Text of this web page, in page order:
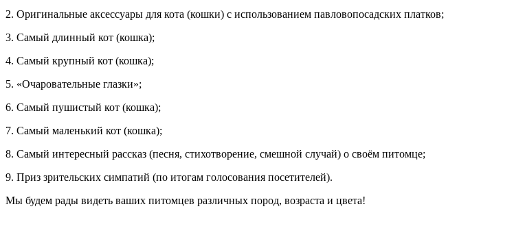
2. Оригинальные аксессуары для кота (кошки) с использованием павловопосадских платков;
3. Самый длинный кот (кошка);
4. Самый крупный кот (кошка);
5. «Очаровательные глазки»;
6. Самый пушистый кот (кошка);
7. Самый маленький кот (кошка);
8. Самый интересный рассказ (песня, стихотворение, смешной случай) о своём питомце;
9. Приз зрительских симпатий (по итогам голосования посетителей).
Мы будем рады видеть ваших питомцев различных пород, возраста и цвета!